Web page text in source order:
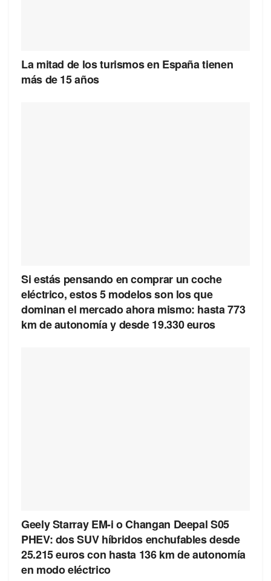
La mitad de los turismos en España tienen
más de 15 años
Si estás pensando en comprar un coche
eléctrico, estos 5 modelos son los que
dominan el mercado ahora mismo: hasta 773
km de autonomía y desde 19.330 euros
Geely Starray EM-i o Changan Deepal S05
PHEV: dos SUV híbridos enchufables desde
25.215 euros con hasta 136 km de autonomía
en modo eléctrico